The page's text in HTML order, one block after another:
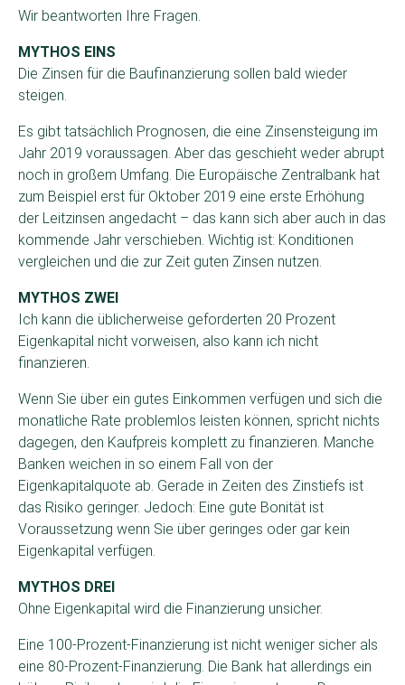
Wir beantworten Ihre Fragen.
MYTHOS EINS
Die Zinsen für die Baufinanzierung sollen bald wieder
steigen.
Es gibt tatsächlich Prognosen, die eine Zinsensteigung im
Jahr 2019 voraussagen. Aber das geschieht weder abrupt
noch in großem Umfang. Die Europäische Zentralbank hat
zum Beispiel erst für Oktober 2019 eine erste Erhöhung
der Leitzinsen angedacht – das kann sich aber auch in das
kommende Jahr verschieben. Wichtig ist: Konditionen
vergleichen und die zur Zeit guten Zinsen nutzen.
MYTHOS ZWEI
Ich kann die üblicherweise geforderten 20 Prozent
Eigenkapital nicht vorweisen, also kann ich nicht
finanzieren.
Wenn Sie über ein gutes Einkommen verfügen und sich die
monatliche Rate problemlos leisten können, spricht nichts
dagegen, den Kaufpreis komplett zu finanzieren. Manche
Banken weichen in so einem Fall von der
Eigenkapitalquote ab. Gerade in Zeiten des Zinstiefs ist
das Risiko geringer. Jedoch: Eine gute Bonität ist
Voraussetzung wenn Sie über geringes oder gar kein
Eigenkapital verfügen.
MYTHOS DREI
Ohne Eigenkapital wird die Finanzierung unsicher.
Eine 100-Prozent-Finanzierung ist nicht weniger sicher als
eine 80-Prozent-Finanzierung. Die Bank hat allerdings ein